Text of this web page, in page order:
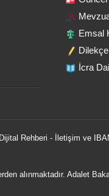
Emsal
İcra
Rehberi - İletişim ve
alınmaktadır. Adalet